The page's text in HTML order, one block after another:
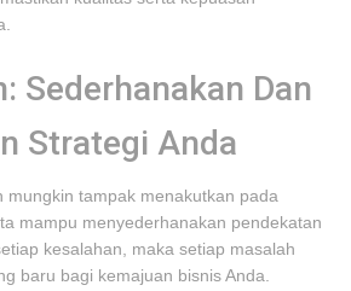
Sederhanakan Dan
Strategi Anda
mungkin tampak menakutkan pada
mampu menyederhanakan pendekatan
kesalahan, maka setiap masalah
baru bagi kemajuan bisnis Anda.